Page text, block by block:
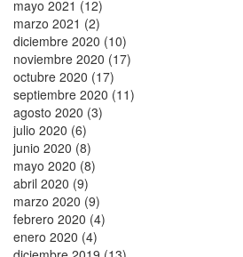
mayo 2021 (12)
marzo 2021 (2)
diciembre 2020 (10)
noviembre 2020 (17)
octubre 2020 (17)
septiembre 2020 (11)
agosto 2020 (3)
julio 2020 (6)
junio 2020 (8)
mayo 2020 (8)
abril 2020 (9)
marzo 2020 (9)
febrero 2020 (4)
enero 2020 (4)